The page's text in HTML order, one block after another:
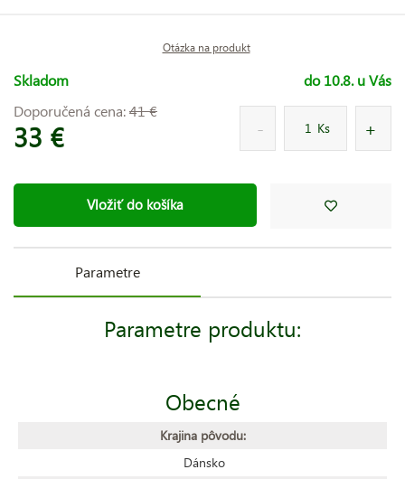
Otázka na produkt
Skladom
do 10.8. u Vás
Doporučená cena:41 €
33 € Ks
Vložiť do košíka
Parametre
Parametre produktu:
Obecné
Krajina pôvodu:
Dánsko